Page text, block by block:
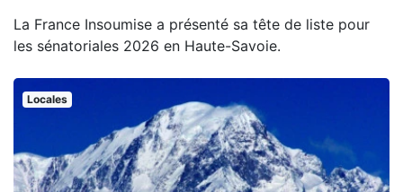
La France Insoumise a présenté sa tête de liste pour
les sénatoriales 2026 en Haute-Savoie.
Locales